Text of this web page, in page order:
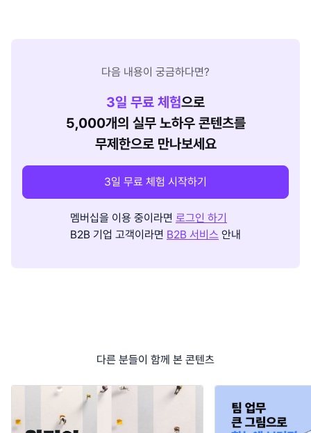
다음 내용이 궁금하다면?
3일 무료 체험으로
5,000개의 실무 노하우 콘텐츠를
무제한으로 만나보세요
3일 무료 체험 시작하기
멤버십을 이용 중이라면 로그인 하기
B2B 기업 고객이라면 B2B 서비스 안내
다른 분들이 함께 본 콘텐츠